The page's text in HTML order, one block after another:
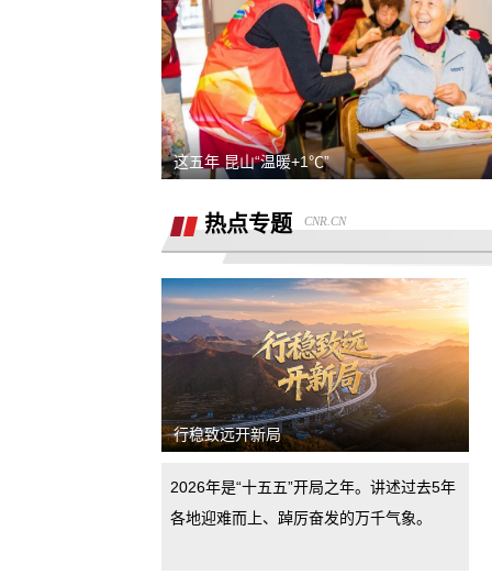
退还诚意金
滴滴平台司机超时未出发，地域黑乘客
要求解除合同，退款，我还没有开始学
能借款，没用使用过其它会员权益，要
退款退
重庆智鑫沅汽车销售有限公司强买强卖
服务态度恶劣且拒绝退还定金
买车锁单前不预审，贷款批不过，强制
走租赁贷款
退还定金2000元
骗子上门推销熊猫净水器，专挑农村老
下手
同，联合二手车商坑骗消费者。退诚意
小米17pro镜头起雾，官方拆机后没解决
这五年 昆山“温暖+1℃”
热点专题 CNR.CN
行稳致远开新局
2026年是“十五五”开局之年。讲述过去5年
各地迎难而上、踔厉奋发的万千气象。